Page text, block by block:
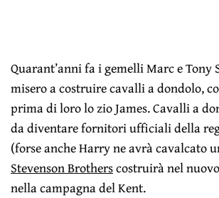
Quarant’anni fa i gemelli Marc e Tony
misero a costruire cavalli a dondolo,
prima di loro lo zio James. Cavalli a
da diventare fornitori ufficiali della
(forse anche Harry ne avrà cavalcato
Stevenson Brotherscostruirà nel
nella campagna del Kent.